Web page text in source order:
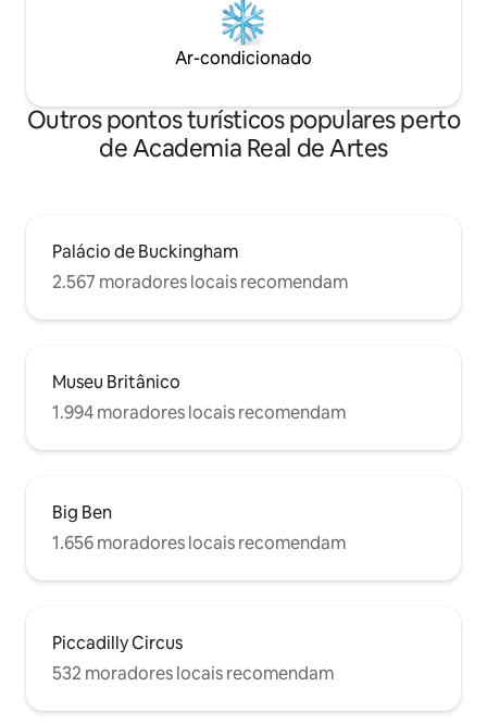
Ar-condicionado
Outros pontos turísticos populares perto
de Academia Real de Artes
Palácio de Buckingham
2.567 moradores locais recomendam
Museu Britânico
1.994 moradores locais recomendam
Big Ben
1.656 moradores locais recomendam
Piccadilly Circus
532 moradores locais recomendam